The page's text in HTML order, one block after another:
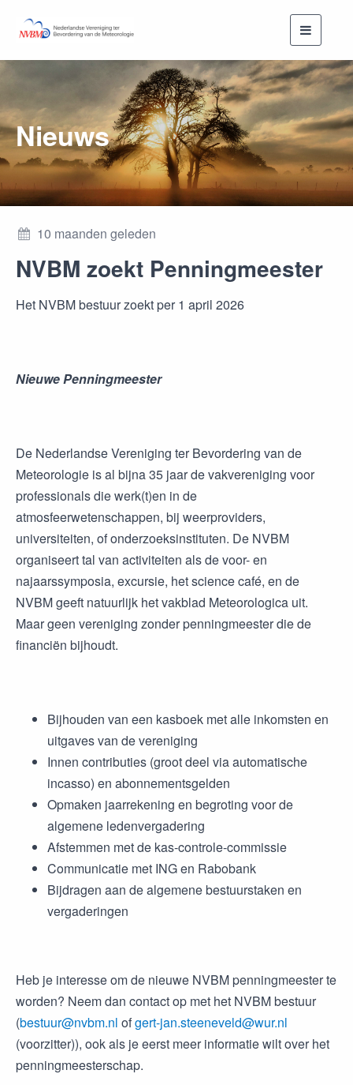
Toggle
Nieuws
10 maanden geleden
NVBM zoekt Penningmeester
Het NVBM bestuur zoekt per 1 april 2026
Nieuwe Penningmeester
De Nederlandse Vereniging ter Bevordering van de
Meteorologie is al bijna 35 jaar de vakvereniging voor
professionals die werk(t)en in de
atmosfeerwetenschappen, bij weerproviders,
universiteiten, of onderzoeksinstituten. De NVBM
organiseert tal van activiteiten als de voor- en
najaarssymposia, excursie, het science café, en de
NVBM geeft natuurlijk het vakblad Meteorologica uit.
Maar geen vereniging zonder penningmeester die de
financiën bijhoudt.
Bijhouden van een kasboek met alle inkomsten en
uitgaves van de vereniging
Innen contributies (groot deel via automatische
incasso) en abonnementsgelden
Opmaken jaarrekening en begroting voor de
algemene ledenvergadering
Afstemmen met de kas-controle-commissie
Communicatie met ING en Rabobank
Bijdragen aan de algemene bestuurstaken en
vergaderingen
Heb je interesse om de nieuwe NVBM penningmeester te
worden? Neem dan contact op met het NVBM bestuur
(bestuur@nvbm.nl ofgert-jan.steeneveld@wur.nl
(voorzitter)), ook als je eerst meer informatie wilt over het
penningmeesterschap.